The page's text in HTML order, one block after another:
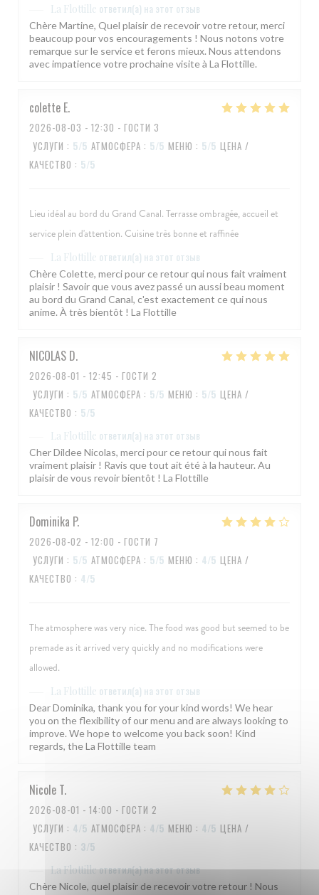
La Flottille ответил(а) на этот отзыв
Chère Martine, Quel plaisir de recevoir votre retour, merci
beaucoup pour vos encouragements ! Nous notons votre
remarque sur le service et ferons mieux. Nous attendons
avec impatience votre prochaine visite à La Flottille.
colette E
2026-08-03 - 12:30 - ГОСТИ 3
УСЛУГИ : 5/5 АТМОСФЕРА : 5/5 МЕНЮ : 5/5 ЦЕНА /
КАЧЕСТВО : 5/5
Lieu idéal au bord du Grand Canal. Terrasse ombragée, accueil et
service plein d'attention. Cuisine très bonne et raffinée
La Flottille ответил(а) на этот отзыв
Chère Colette, merci pour ce retour qui nous fait vraiment
plaisir ! Savoir que vous avez passé un aussi beau moment
au bord du Grand Canal, c'est exactement ce qui nous
anime. À très bientôt ! La Flottille
NICOLAS D
2026-08-01 - 12:45 - ГОСТИ 2
УСЛУГИ : 5/5 АТМОСФЕРА : 5/5 МЕНЮ : 5/5 ЦЕНА /
КАЧЕСТВО : 5/5
La Flottille ответил(а) на этот отзыв
Cher Dildee Nicolas, merci pour ce retour qui nous fait
vraiment plaisir ! Ravis que tout ait été à la hauteur. Au
plaisir de vous revoir bientôt ! La Flottille
Dominika P
2026-08-02 - 12:00 - ГОСТИ 7
УСЛУГИ : 5/5 АТМОСФЕРА : 5/5 МЕНЮ : 4/5 ЦЕНА /
КАЧЕСТВО : 4/5
The atmosphere was very nice. The food was good but seemed to be
premade as it arrived very quickly and no modifications were
allowed.
La Flottille ответил(а) на этот отзыв
Dear Dominika, thank you for your kind words! We hear
you on the flexibility of our menu and are always looking to
improve. We hope to welcome you back soon! Kind
regards, the La Flottille team
Nicole T
2026-08-01 - 14:00 - ГОСТИ 2
УСЛУГИ : 4/5 АТМОСФЕРА : 4/5 МЕНЮ : 4/5 ЦЕНА /
КАЧЕСТВО : 3/5
La Flottilleответил(а) на этот отзыв
Chère Nicole, quel plaisir de recevoir votre retour ! Nous